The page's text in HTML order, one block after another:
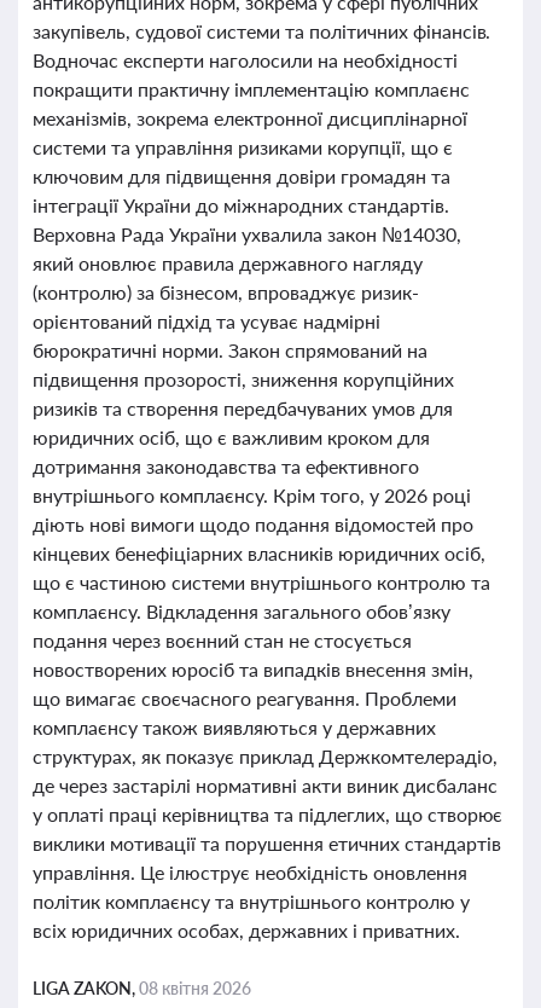
закупівель, судової системи та політичних фінансів.
Водночас експерти наголосили на необхідності
покращити практичну імплементацію комплаєнс
механізмів, зокрема електронної дисциплінарної
системи та управління ризиками корупції, що є
ключовим для підвищення довіри громадян та
інтеграції України до міжнародних стандартів.
Верховна Рада України ухвалила закон №14030,
який оновлює правила державного нагляду
(контролю) за бізнесом, впроваджує ризик-
орієнтований підхід та усуває надмірні
бюрократичні норми. Закон спрямований на
підвищення прозорості, зниження корупційних
ризиків та створення передбачуваних умов для
юридичних осіб, що є важливим кроком для
дотримання законодавства та ефективного
внутрішнього комплаєнсу. Крім того, у 2026 році
діють нові вимоги щодо подання відомостей про
кінцевих бенефіціарних власників юридичних осіб,
що є частиною системи внутрішнього контролю та
комплаєнсу. Відкладення загального обов’язку
подання через воєнний стан не стосується
новостворених юросіб та випадків внесення змін,
що вимагає своєчасного реагування. Проблеми
комплаєнсу також виявляються у державних
структурах, як показує приклад Держкомтелерадіо,
де через застарілі нормативні акти виник дисбаланс
у оплаті праці керівництва та підлеглих, що створює
виклики мотивації та порушення етичних стандартів
управління. Це ілюструє необхідність оновлення
політик комплаєнсу та внутрішнього контролю у
всіх юридичних особах, державних і приватних.
LIGA ZAKON,08 квітня 2026